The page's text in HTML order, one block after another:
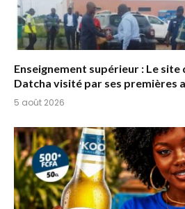
Enseignement supérieur : Le site
Datcha visité par ses premières
5 août 2026